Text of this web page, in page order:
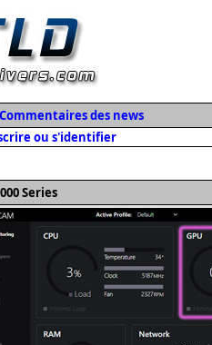
Commentaires des news
ou s'identifier
Series